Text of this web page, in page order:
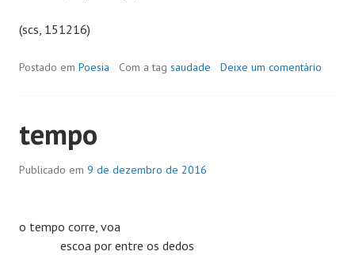
(scs, 151216)
Postado em Poesia Com a tag saudade Deixe um comentário
tempo
Publicado em 9 de dezembro de 2016
o tempo corre, voa
escoa por entre os dedos